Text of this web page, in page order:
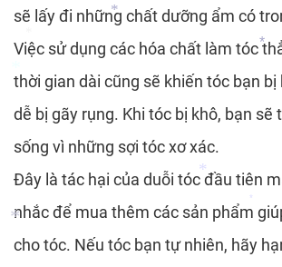
*
*
*
*
*
sẽ lấy đi những chất dưỡng ẩm có
Việc sử dụng các hóa chất làm tóc
thời gian dài cũng sẽ khiến tóc bạn
dễ bị gãy rụng. Khi tóc bị khô, bạn sẽ
sống vì những sợi tóc xơ xác.
Đây là tác hại của duỗi tóc đầu tiên
nhắc để mua thêm các sản phẩm
cho tóc. Nếu tóc bạn tự nhiên, hãy